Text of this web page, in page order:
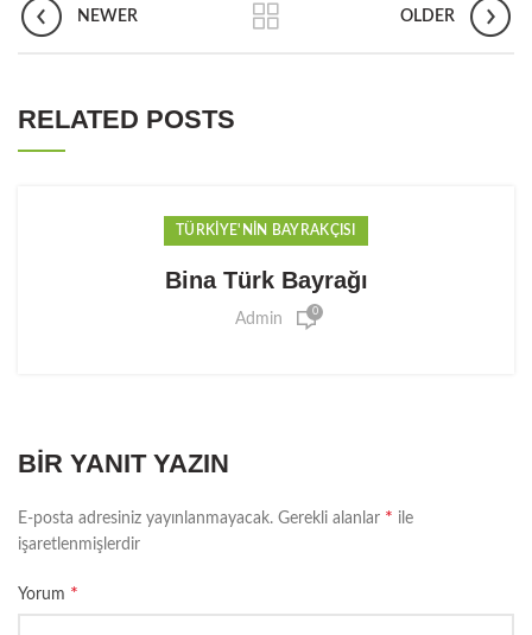
NEWER OLDER
RELATED POSTS
TÜRKIYE'NIN BAYRAKÇISI
Bina Türk Bayrağı
Admin 0
BIR YANIT YAZIN
E-posta adresiniz yayınlanmayacak. Gerekli alanlar * ile
işaretlenmişlerdir
Yorum *